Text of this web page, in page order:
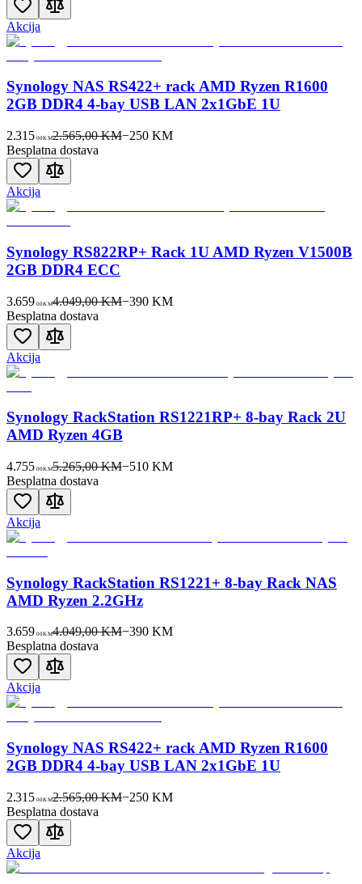
Akcija
Synology NAS RS422+ rack AMD Ryzen R1600
2GB DDR4 4-bay USB LAN 2x1GbE 1U
2.315 00KM2.565,00 KM−250KM
Besplatna dostava
Akcija
Synology RS822RP+ Rack 1U AMD Ryzen V1500B
2GB DDR4 ECC
3.659 00KM4.049,00 KM−390KM
Besplatna dostava
Akcija
Synology RackStation RS1221RP+ 8-bay Rack 2U
AMD Ryzen 4GB
4.755 00KM5.265,00 KM−510KM
Besplatna dostava
Akcija
Synology RackStation RS1221+ 8-bay Rack NAS
AMD Ryzen 2.2GHz
3.659 00KM4.049,00 KM−390KM
Besplatna dostava
Akcija
Synology NAS RS422+ rack AMD Ryzen R1600
2GB DDR4 4-bay USB LAN 2x1GbE 1U
2.315 00KM2.565,00 KM−250KM
Besplatna dostava
Akcija